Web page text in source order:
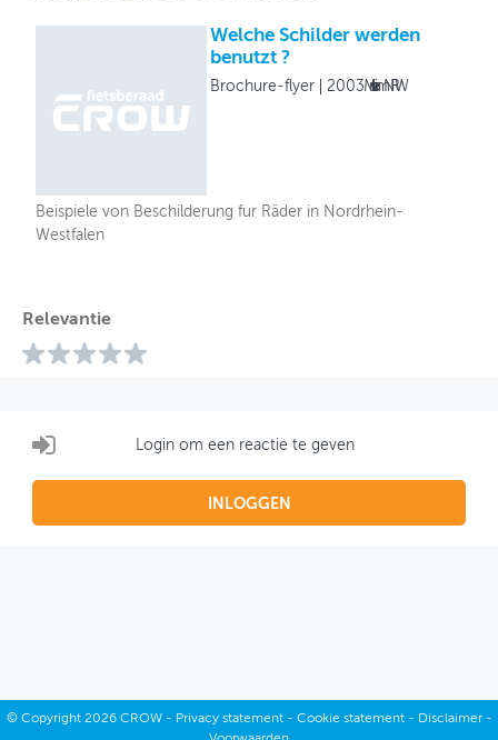
Welche Schilder werden
benutzt ?
Brochure-flyer 2003Ministerium NRW
Beispiele von Beschilderung fur Räder in Nordrhein-
Westfalen
Relevantie
Login om een reactie te geven
INLOGGEN
© Copyright2026 CROW - Privacy statement- Cookie statement- Disclaimer-